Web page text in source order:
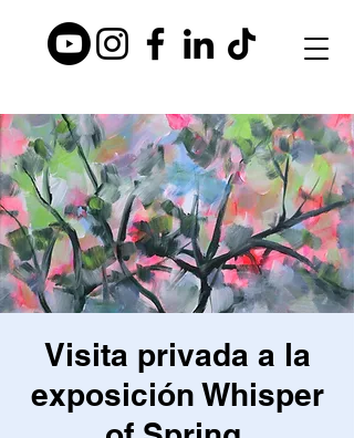
Visita privada a la
exposición Whisper